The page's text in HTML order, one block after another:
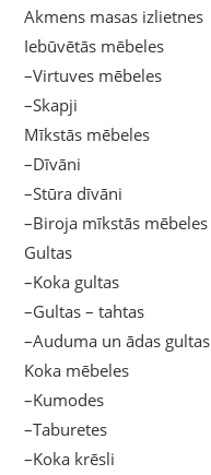
Akmens masas izlietnes
Iebūvētās mēbeles
–Virtuves mēbeles
–Skapji
Mīkstās mēbeles
–Dīvāni
–Stūra dīvāni
–Biroja mīkstās mēbeles
Gultas
–Koka gultas
–Gultas – tahtas
–Auduma un ādas gultas
Koka mēbeles
–Kumodes
–Taburetes
–Koka krēsli